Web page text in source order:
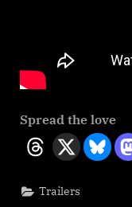
Spread the love
Trailers